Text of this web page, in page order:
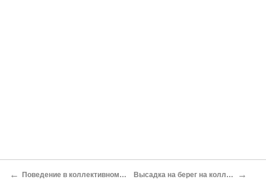
← Поведение в коллективном спасательном средстве Высадка на берег на коллективном спассредстве →